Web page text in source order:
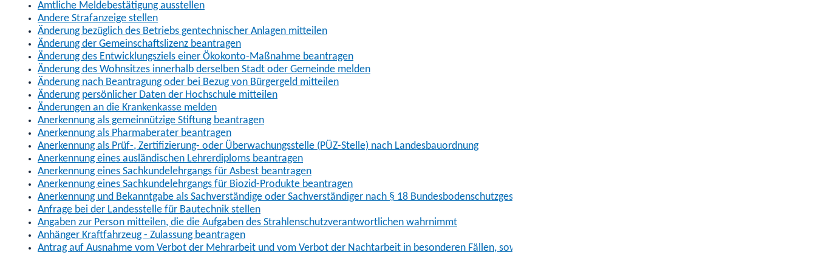
Amtliche Meldebestätigung ausstellen
Andere Strafanzeige stellen
Änderung bezüglich des Betriebs gentechnischer Anlagen mitteilen
Änderung der Gemeinschaftslizenz beantragen
Änderung des Entwicklungsziels einer Ökokonto-Maßnahme beantragen
Änderung des Wohnsitzes innerhalb derselben Stadt oder Gemeinde melden
Änderung nach Beantragung oder bei Bezug von Bürgergeld mitteilen
Änderung persönlicher Daten der Hochschule mitteilen
Änderungen an die Krankenkasse melden
Anerkennung als gemeinnützige Stiftung beantragen
Anerkennung als Pharmaberater beantragen
Anerkennung als Prüf-, Zertifizierung- oder Überwachungsstelle (PÜZ-Stelle) nach Landesbauordnung
Anerkennung eines ausländischen Lehrerdiploms beantragen
Anerkennung eines Sachkundelehrgangs für Asbest beantragen
Anerkennung eines Sachkundelehrgangs für Biozid-Produkte beantragen
Anerkennung und Bekanntgabe als Sachverständige oder Sachverständiger nach § 18 Bundesbodenschutzgesetz
Anfrage bei der Landesstelle für Bautechnik stellen
Angaben zur Person mitteilen, die die Aufgaben des Strahlenschutzverantwortlichen wahrnimmt
Anhänger Kraftfahrzeug - Zulassung beantragen
Antrag auf Ausnahme vom Verbot der Mehrarbeit und vom Verbot der Nachtarbeit in besonderen Fällen, sowie der Art der Arbeit und dem Arbeitstempo